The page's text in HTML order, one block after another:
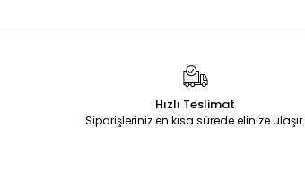
Hızlı Teslimat
Siparişleriniz en kısa sürede elinize ulaşır.